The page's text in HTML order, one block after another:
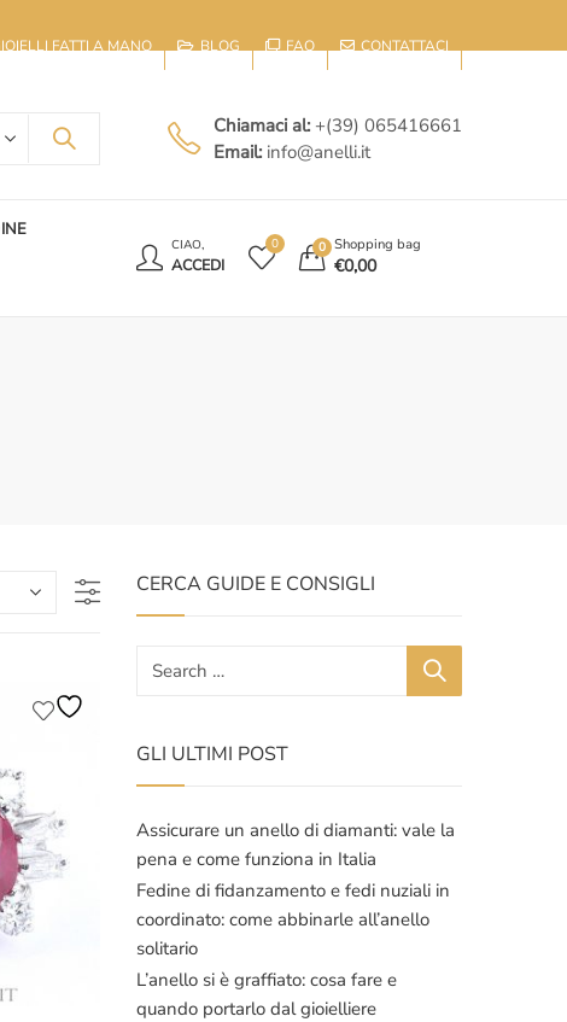
FATTI A MANO BLOG FAQ CONTATTACI
Chiamaci al: +(39) 065416661
Email: info@anelli.it
CIAO,
ACCEDI
0 0 Shopping bag
€0,00
CERCA GUIDE E CONSIGLI
GLI ULTIMI POST
Assicurare un anello di diamanti: vale la
pena e come funziona in Italia
Fedine di fidanzamento e fedi nuziali in
coordinato: come abbinarle all’anello
solitario
L’anello si è graffiato: cosa fare e
quando portarlo dal gioielliere